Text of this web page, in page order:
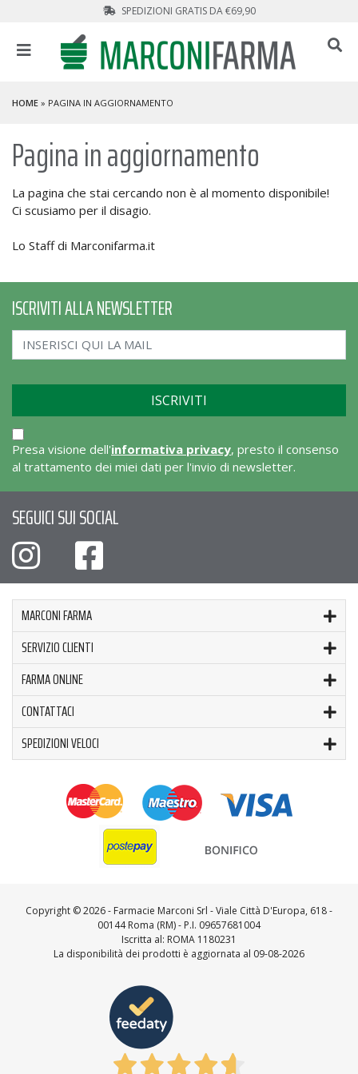
SPEDIZIONI GRATIS DA €69,90
HOME » PAGINA IN AGGIORNAMENTO
Pagina in aggiornamento
La pagina che stai cercando non è al momento disponibile!
Ci scusiamo per il disagio.
Lo Staff di Marconifarma.it
ISCRIVITI ALLA NEWSLETTER
Presa visione dell'informativa privacy, presto il consenso
al trattamento dei miei dati per l'invio di newsletter.
SEGUICI SUI SOCIAL
MARCONI FARMA
SERVIZIO CLIENTI
FARMA ONLINE
CONTATTACI
SPEDIZIONI VELOCI
Copyright ©2026 - Farmacie Marconi Srl - Viale Città D'Europa, 618 -
00144 Roma (RM) - P.I. 09657681004
Iscritta al: ROMA 1180231
La disponibilità dei prodotti è aggiornata al 09-08-2026